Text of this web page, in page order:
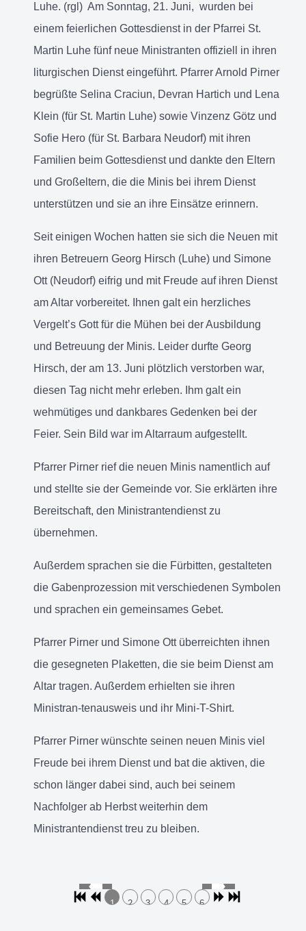
Luhe. (rgl) Am Sonntag, 21. Juni, wurden bei
einem feierlichen Gottesdienst in der Pfarrei St.
Martin Luhe fünf neue Ministranten offiziell in ihren
liturgischen Dienst eingeführt. Pfarrer Arnold Pirner
begrüßte Selina Craciun, Devran Hartich und Lena
Klein (für St. Martin Luhe) sowie Vinzenz Götz und
Sofie Hero (für St. Barbara Neudorf) mit ihren
Familien beim Gottesdienst und dankte den Eltern
und Großeltern, die die Minis bei ihrem Dienst
unterstützen und sie an ihre Einsätze erinnern.
Seit einigen Wochen hatten sie sich die Neuen mit
ihren Betreuern Georg Hirsch (Luhe) und Simone
Ott (Neudorf) eifrig und mit Freude auf ihren Dienst
am Altar vorbereitet. Ihnen galt ein herzliches
Vergelt’s Gott für die Mühen bei der Ausbildung
und Betreuung der Minis. Leider durfte Georg
Hirsch, der am 13. Juni plötzlich verstorben war,
diesen Tag nicht mehr erleben. Ihm galt ein
wehmütiges und dankbares Gedenken bei der
Feier. Sein Bild war im Altarraum aufgestellt.
Pfarrer Pirner rief die neuen Minis namentlich auf
und stellte sie der Gemeinde vor. Sie erklärten ihre
Bereitschaft, den Ministrantendienst zu
übernehmen.
Außerdem sprachen sie die Fürbitten, gestalteten
die Gabenprozession mit verschiedenen Symbolen
und sprachen ein gemeinsames Gebet.
Pfarrer Pirner und Simone Ott überreichten ihnen
die gesegneten Plaketten, die sie beim Dienst am
Altar tragen. Außerdem erhielten sie ihren
Ministran-tenausweis und ihr Mini-T-Shirt.
Pfarrer Pirner wünschte seinen neuen Minis viel
Freude bei ihrem Dienst und bat die aktiven, die
schon länger dabei sind, auch bei seinem
Nachfolger ab Herbst weiterhin dem
Ministrantendienst treu zu bleiben.
1 2 3 4 5 6